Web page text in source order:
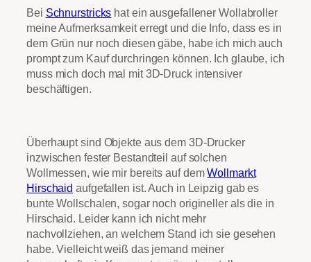
Bei Schnurstricks hat ein ausgefallener Wollabroller
meine Aufmerksamkeit erregt und die Info, dass es in
dem Grün nur noch diesen gäbe, habe ich mich auch
prompt zum Kauf durchringen können. Ich glaube, ich
muss mich doch mal mit 3D-Druck intensiver
beschäftigen.
Überhaupt sind Objekte aus dem 3D-Drucker
inzwischen fester Bestandteil auf solchen
Wollmessen, wie mir bereits auf demWollmarkt
Hirschaid aufgefallen ist. Auch in Leipzig gab es
bunte Wollschalen, sogar noch origineller als die in
Hirschaid. Leider kann ich nicht mehr
nachvollziehen, an welchem Stand ich sie gesehen
habe. Vielleicht weiß das jemand meiner